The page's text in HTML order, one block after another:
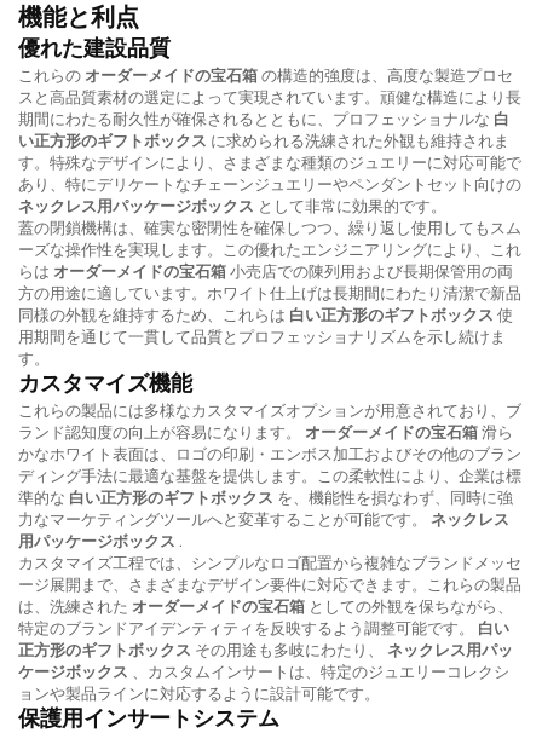
機能と利点
優れた建設品質
これらの オーダーメイドの宝石箱の構造的強度は、高度な製造プロセ
スと高品質素材の選定によって実現されています。頑健な構造により長
期間にわたる耐久性が確保されるとともに、プロフェッショナルな 白
い正方形のギフトボックス に求められる洗練された外観も維持されま
す。特殊なデザインにより、さまざまな種類のジュエリーに対応可能で
あり、特にデリケートなチェーンジュエリーやペンダントセット向けの
ネックレス用パッケージボックス として非常に効果的です。
蓋の閉鎖機構は、確実な密閉性を確保しつつ、繰り返し使用してもスム
ーズな操作性を実現します。この優れたエンジニアリングにより、これ
らは オーダーメイドの宝石箱小売店での陳列用および長期保管用の両
方の用途に適しています。ホワイト仕上げは長期間にわたり清潔で新品
同様の外観を維持するため、これらは 白い正方形のギフトボックス 使
用期間を通じて一貫して品質とプロフェッショナリズムを示し続けま
す。
カスタマイズ機能
これらの製品には多様なカスタマイズオプションが用意されており、ブ
ランド認知度の向上が容易になります。 オーダーメイドの宝石箱滑ら
かなホワイト表面は、ロゴの印刷・エンボス加工およびその他のブラン
ディング手法に最適な基盤を提供します。この柔軟性により、企業は標
準的な 白い正方形のギフトボックス を、機能性を損なわず、同時に強
力なマーケティングツールへと変革することが可能です。 ネックレス
用パッケージボックス .
カスタマイズ工程では、シンプルなロゴ配置から複雑なブランドメッセ
ージ展開まで、さまざまなデザイン要件に対応できます。これらの製品
は、洗練された オーダーメイドの宝石箱 としての外観を保ちながら、
特定のブランドアイデンティティを反映するよう調整可能です。 白い
正方形のギフトボックス その用途も多岐にわたり、 ネックレス用パッ
ケージボックス
、カスタムインサートは、特定のジュエリーコレクシ
ョンや製品ラインに対応するように設計可能です。
保護用インサートシステム